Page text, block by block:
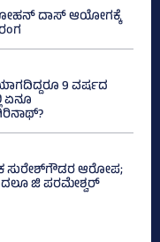
ದಾಸ್ ಆಯೋಗಕ್ಕೆ
9 ವರ್ಷದ
ಏನೂ
ಸುರೇಶ್‌ಗೌಡರ ಆರೋಪ;
ಜಿ ಪರಮೇಶ್ವರ್